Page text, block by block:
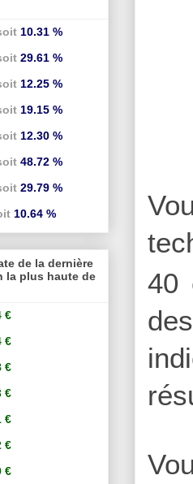
40
10.31 %
29.61 %
12.25 %
19.15 %
12.30 %
48.72 %
29.79 %
10.64 %
de la dernière
la plus haute de
€
€
€
€
€
€
€